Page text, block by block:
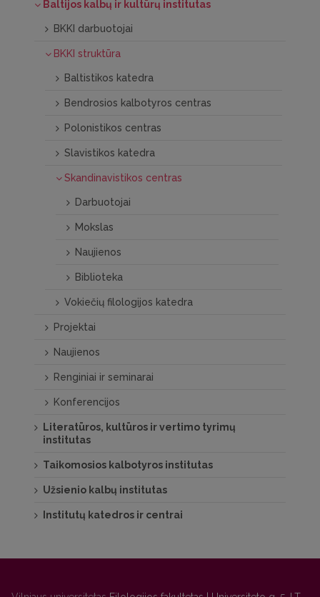
Baltijos kalbų ir kultūrų institutas
BKKI darbuotojai
BKKI struktūra
Baltistikos katedra
Bendrosios kalbotyros centras
Polonistikos centras
Slavistikos katedra
Skandinavistikos centras
Darbuotojai
Mokslas
Naujienos
Biblioteka
Vokiečių filologijos katedra
Projektai
Naujienos
Renginiai ir seminarai
Konferencijos
Literatūros, kultūros ir vertimo tyrimų
institutas
Taikomosios kalbotyros institutas
Užsienio kalbų institutas
Institutų katedros ir centrai